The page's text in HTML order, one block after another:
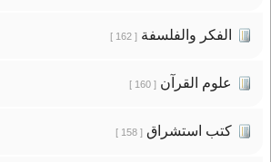
الفكر والفلسفة[ 162 ]
علوم القرآن[ 160 ]
كتب استشراق[ 158 ]